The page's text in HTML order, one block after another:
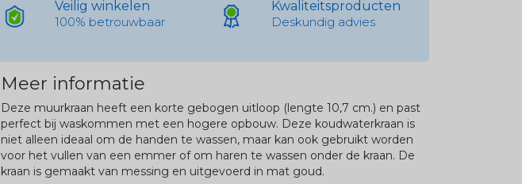
Veilig winkelen
100% betrouwbaar
Kwaliteitsproducten
Deskundig advies
Meer informatie
Deze muurkraan heeft een korte gebogen uitloop (lengte 10,7 cm.) en past
perfect bij waskommen met een hogere opbouw. Deze koudwaterkraan is
niet alleen ideaal om de handen te wassen, maar kan ook gebruikt worden
voor het vullen van een emmer of om haren te wassen onder de kraan. De
kraan is gemaakt van messing en uitgevoerd in mat goud.